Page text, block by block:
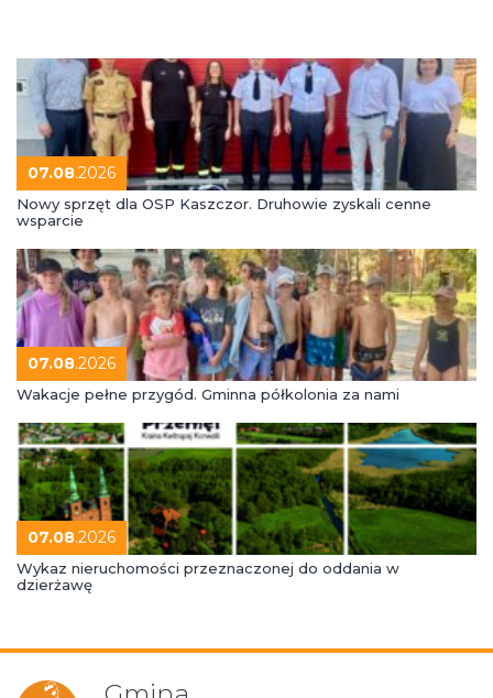
07.08.2026
Nowy sprzęt dla OSP Kaszczor. Druhowie zyskali cenne
wsparcie
07.08.2026
Wakacje pełne przygód. Gminna półkolonia za nami
07.08.2026
Wykaz nieruchomości przeznaczonej do oddania w
dzierżawę